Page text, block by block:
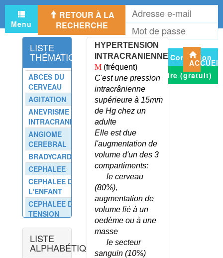
Menu
RETOUR À LA
RECHERCHE
Connexion
S'inscrire (gratuit)
LISTE
THÉMATIQUE
ABCES DU
CERVEAU
AGITATION
ANEVRISME
INTRACRANIEN
ANGIOME
CEREBRAL
BRADYCARDIE
CEPHALEE
CEPHALEE DE
L'ENFANT
CEPHALEE DE
TENSION
COMA
DIPLOPIE
ENCEPHALITE
LISTE
ALPHABÉTIQUE
HYPERSOMNIE DIURNE
HYPERSPLENISME
HYPERTENSION ARTERIELLE
HYPERTENSION ARTERIELLE -
AUTOMESURE
HYPERTENSION ARTERIELLE -
COMPLICATIONS
HYPERTENSION ARTERIELLE -
CONSEILS
HYPERTENSION ARTERIELLE -
HOLTER TENSIONNEL
HYPERTENSION ARTERIELLE
DE L'ENFANT
HYPERTENSION ARTERIELLE
ET GROSSESSE
HYPERTENSION ARTERIELLE
PAROXYSTIQUE
HYPERTENSION ARTERIELLE
PULMONAIRE
HYPERTENSION ARTERIELLE
RESISTANTE
HYPERTENSION ET MALADIE
ASSOCIEE
HYPERTENSION
INTRACRANIENNE
M (fréquent)
C'est une pression
intracrânienne
supérieure à 15mm
de Hg chez un
adulte
Elle est due
l'augmentation de
volume d'un des 3
compartiments:
le cerveau
(80%),
augmentation de
volume lié à un
oedème ou à une
masse
le secteur
sanguin (10%)